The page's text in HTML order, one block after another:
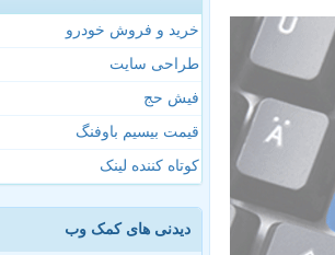
خرید و فروش خودرو
طراحی سایت
فیش حج
قیمت بیسیم باوفنگ
کوتاه کننده لینک
دیدنی های کمک وب